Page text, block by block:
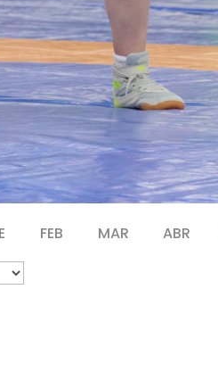
FEB MAR ABR